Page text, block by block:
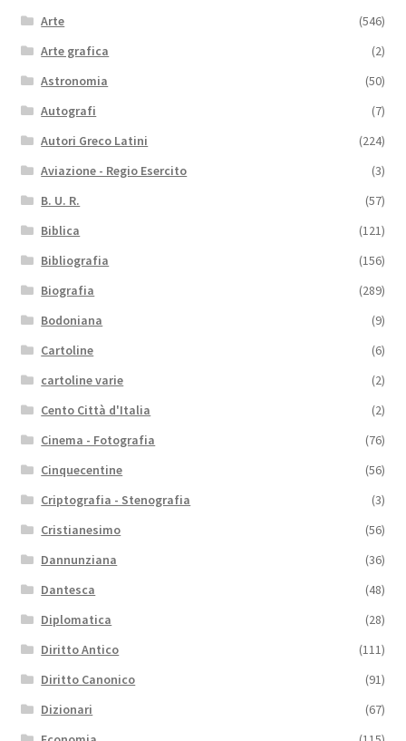
Arte
(546)
Arte grafica
(2)
Astronomia
(50)
Autografi
(7)
Autori Greco Latini
(224)
Aviazione - Regio Esercito
(3)
B. U. R.
(57)
Biblica
(121)
Bibliografia
(156)
Biografia
(289)
Bodoniana
(9)
Cartoline
(6)
cartoline varie
(2)
Cento Città d'Italia
(2)
Cinema - Fotografia
(76)
Cinquecentine
(56)
Criptografia - Stenografia
(3)
Cristianesimo
(56)
Dannunziana
(36)
Dantesca
(48)
Diplomatica
(28)
Diritto Antico
(111)
Diritto Canonico
(91)
Dizionari
(67)